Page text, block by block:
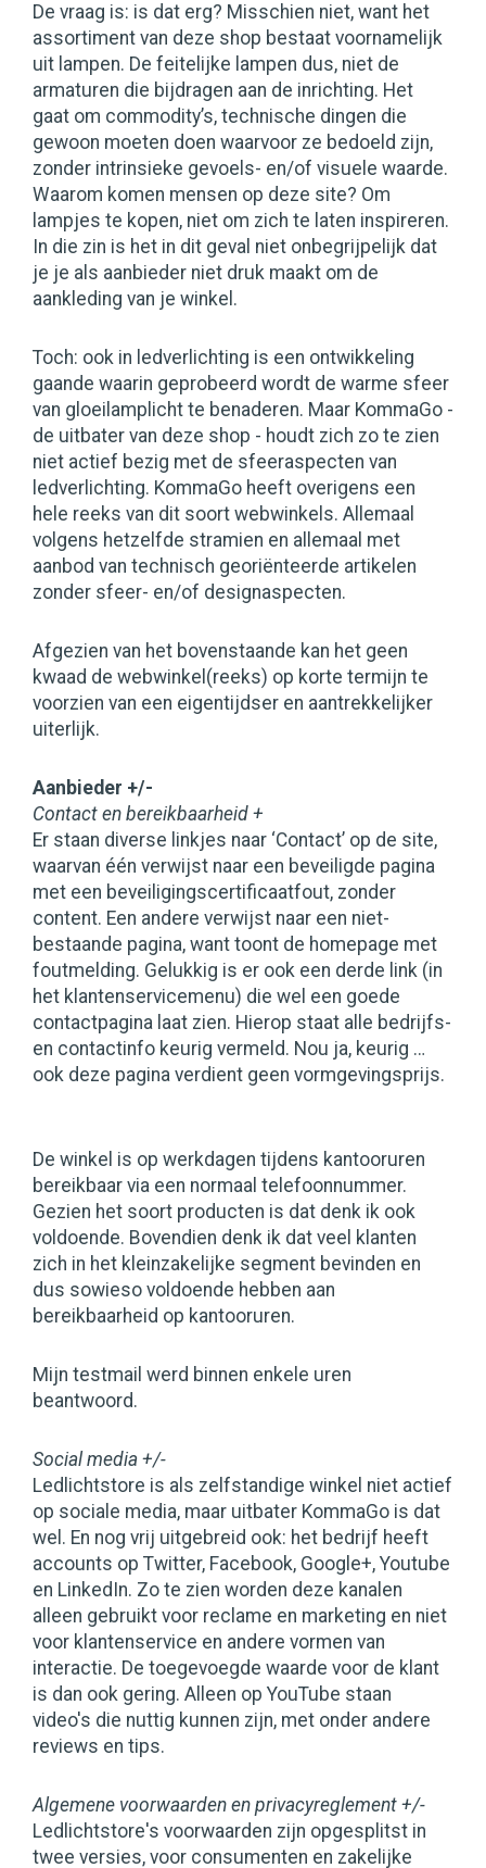
De vraag is: is dat erg? Misschien niet, want het
assortiment van deze shop bestaat voornamelijk
uit lampen. De feitelijke lampen dus, niet de
armaturen die bijdragen aan de inrichting. Het
gaat om commodity’s, technische dingen die
gewoon moeten doen waarvoor ze bedoeld zijn,
zonder intrinsieke gevoels- en/of visuele waarde.
Waarom komen mensen op deze site? Om
lampjes te kopen, niet om zich te laten inspireren.
In die zin is het in dit geval niet onbegrijpelijk dat
je je als aanbieder niet druk maakt om de
aankleding van je winkel.
Toch: ook in ledverlichting is een ontwikkeling
gaande waarin geprobeerd wordt de warme sfeer
van gloeilamplicht te benaderen. Maar KommaGo -
de uitbater van deze shop - houdt zich zo te zien
niet actief bezig met de sfeeraspecten van
ledverlichting. KommaGo heeft overigens een
hele reeks van dit soort webwinkels. Allemaal
volgens hetzelfde stramien en allemaal met
aanbod van technisch georiënteerde artikelen
zonder sfeer- en/of designaspecten.
Afgezien van het bovenstaande kan het geen
kwaad de webwinkel(reeks) op korte termijn te
voorzien van een eigentijdser en aantrekkelijker
uiterlijk.
Aanbieder +/-
Contact en bereikbaarheid +
Er staan diverse linkjes naar ‘Contact’ op de site,
waarvan één verwijst naar een beveiligde pagina
met een beveiligingscertificaatfout, zonder
content. Een andere verwijst naar een niet-
bestaande pagina, want toont de homepage met
foutmelding. Gelukkig is er ook een derde link (in
het klantenservicemenu) die wel een goede
contactpagina laat zien. Hierop staat alle bedrijfs-
en contactinfo keurig vermeld. Nou ja, keurig …
ook deze pagina verdient geen vormgevingsprijs.
De winkel is op werkdagen tijdens kantooruren
bereikbaar via een normaal telefoonnummer.
Gezien het soort producten is dat denk ik ook
voldoende. Bovendien denk ik dat veel klanten
zich in het kleinzakelijke segment bevinden en
dus sowieso voldoende hebben aan
bereikbaarheid op kantooruren.
Mijn testmail werd binnen enkele uren
beantwoord.
Social media +/-
Ledlichtstore is als zelfstandige winkel niet actief
op sociale media, maar uitbater KommaGo is dat
wel. En nog vrij uitgebreid ook: het bedrijf heeft
accounts op Twitter, Facebook, Google+, Youtube
en LinkedIn. Zo te zien worden deze kanalen
alleen gebruikt voor reclame en marketing en niet
voor klantenservice en andere vormen van
interactie. De toegevoegde waarde voor de klant
is dan ook gering. Alleen op YouTube staan
video's die nuttig kunnen zijn, met onder andere
reviews en tips.
Algemene voorwaarden en privacyreglement +/-
Ledlichtstore's voorwaarden zijn opgesplitst in
twee versies, voor consumenten en zakelijke